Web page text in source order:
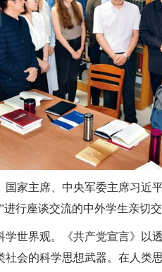
国家主席、中央军委主席习近
行座谈交流的中外学生亲切
世界观。《共产党宣言》以
会的科学思想武器。在人类